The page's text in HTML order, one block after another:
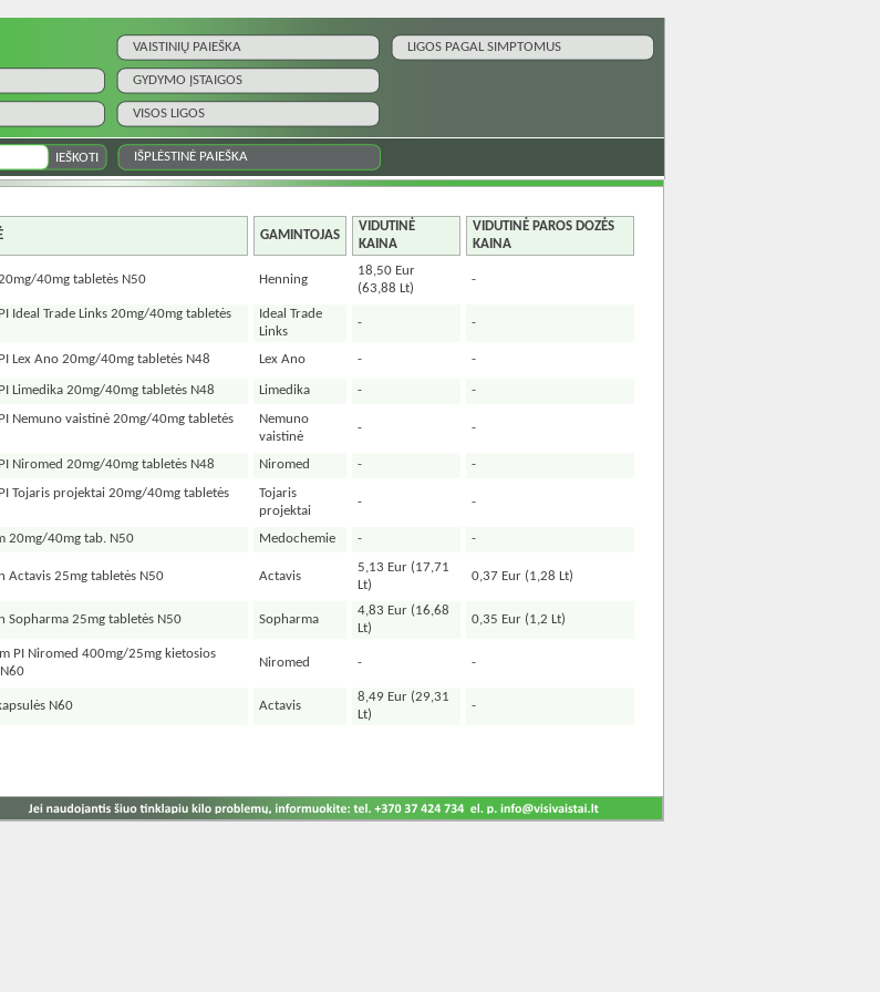
VAISTINIŲ PAIEŠKA LIGOS PAGAL SIMPTOMUS
GYDYMO ĮSTAIGOS
VISOS LIGOS
IŠPLĖSTINĖ PAIEŠKA
GAMINTOJAS
VIDUTINĖ
KAINA
VIDUTINĖ PAROS DOZĖS
KAINA
40mg tabletės N50 Henning
18,50 Eur
(63,88 Lt)
-
Ideal Trade Links 20mg/40mg tabletės
Ideal Trade
Links
- -
Lex Ano 20mg/40mg tabletės N48 Lex Ano - -
Limedika 20mg/40mg tabletės N48 Limedika -
-
Nemuno vaistinė 20mg/40mg tabletės
Nemuno
vaistinė
- -
Niromed 20mg/40mg tabletės N48 Niromed -
-
Tojaris projektai 20mg/40mg tabletės
Tojaris
projektai
- -
20mg/40mg tab. N50 Medochemie - -
Actavis 25mg tabletės N50 Actavis
5,13 Eur (17,71
Lt)
0,37 Eur (1,28 Lt)
Sopharma 25mg tabletės N50 Sopharma
4,83 Eur (16,68
Lt)
0,35 Eur (1,2 Lt)
PI Niromed 400mg/25mg kietosios
Niromed - -
N60 Actavis
8,49 Eur (29,31
Lt)
-